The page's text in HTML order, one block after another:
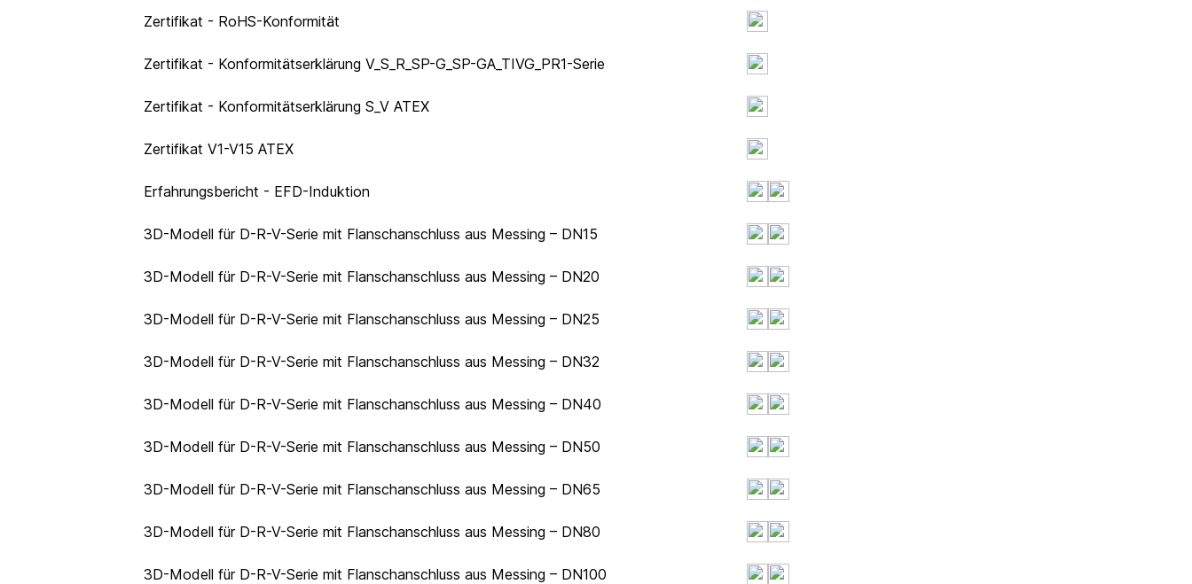
Zertifikat - RoHS-Konformität
Zertifikat - Konformitätserklärung V_S_R_SP-G_SP-GA_TIVG_PR1-Serie
Zertifikat - Konformitätserklärung S_V ATEX
Zertifikat V1-V15 ATEX
Erfahrungsbericht - EFD-Induktion
3D-Modell für D-R-V-Serie mit Flanschanschluss aus Messing – DN15
3D-Modell für D-R-V-Serie mit Flanschanschluss aus Messing – DN20
3D-Modell für D-R-V-Serie mit Flanschanschluss aus Messing – DN25
3D-Modell für D-R-V-Serie mit Flanschanschluss aus Messing – DN32
3D-Modell für D-R-V-Serie mit Flanschanschluss aus Messing – DN40
3D-Modell für D-R-V-Serie mit Flanschanschluss aus Messing – DN50
3D-Modell für D-R-V-Serie mit Flanschanschluss aus Messing – DN65
3D-Modell für D-R-V-Serie mit Flanschanschluss aus Messing – DN80
3D-Modell für D-R-V-Serie mit Flanschanschluss aus Messing – DN100